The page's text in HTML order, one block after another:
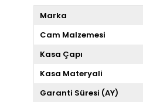
Marka
Cam Malzemesi
Kasa Çapı
Kasa Materyali
Garanti Süresi (AY)